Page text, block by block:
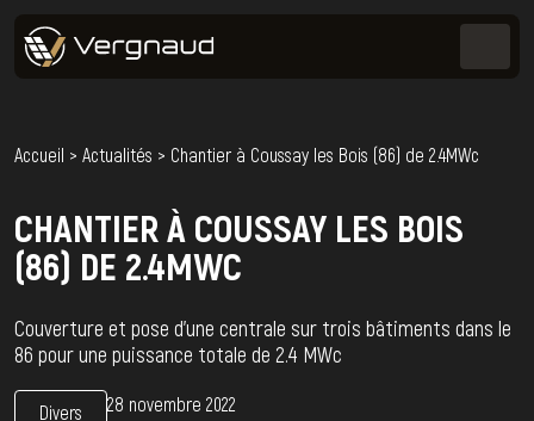
Accueil > Actualités > Chantier à Coussay les Bois (86) de 2.4MWc
CHANTIER À COUSSAY LES BOIS
(86) DE 2.4MWC
Couverture et pose d'une centrale sur trois bâtiments dans le
86 pour une puissance totale de 2.4 MWc
Divers 28 novembre 2022